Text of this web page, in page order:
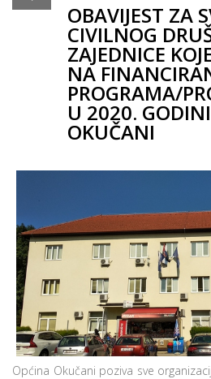
OBAVIJEST ZA
CIVILNOG
ZAJEDNICE
NA
PROGRAMA/
U 2020.
OKUČANI
Općina Okučani poziva sve